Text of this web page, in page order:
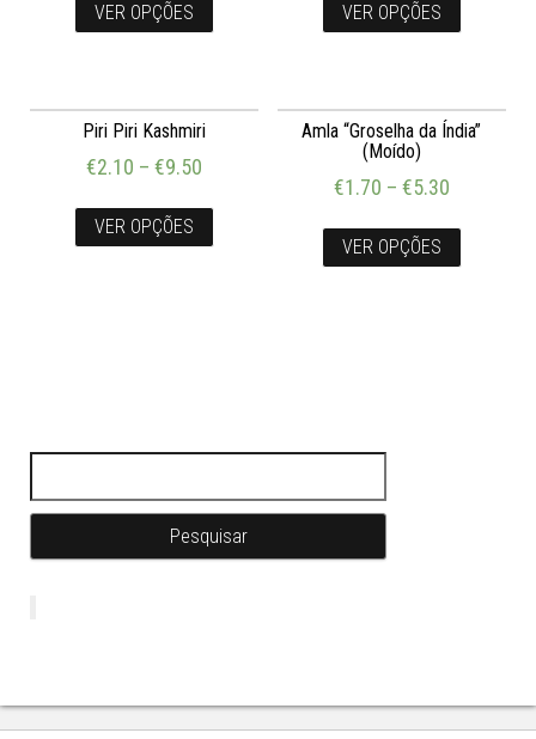
VER OPÇÕES VER OPÇÕES
Piri Piri Kashmiri
€2.10 –€9.50
VER OPÇÕES
Amla “Groselha da Índia”
(Moído)
€1.70 – €5.30
VER OPÇÕES